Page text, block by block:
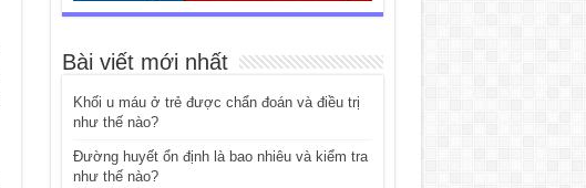
Bài viết mới nhất
Khối u máu ở trẻ được chẩn đoán và điều trị
như thế nào?
Đường huyết ổn định là bao nhiêu và kiểm tra
như thế nào?